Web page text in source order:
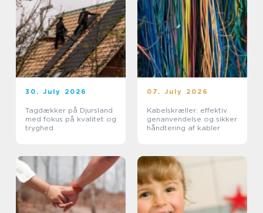
30. July 2026
Tagdækker på Djursland
med fokus på kvalitet og
tryghed
07. July 2026
Kabelskræller: effektiv
genanvendelse og sikker
håndtering af kabler